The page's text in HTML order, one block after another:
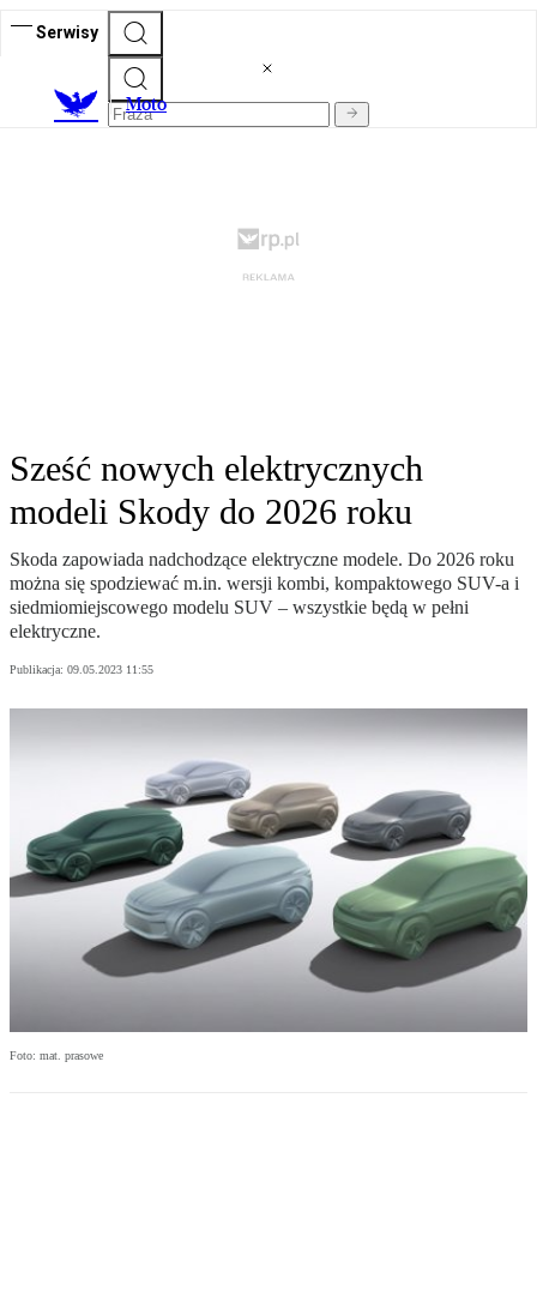
Serwisy
Moto
Sześć nowych elektrycznych
modeli Skody do 2026 roku
Skoda zapowiada nadchodzące elektryczne modele. Do 2026 roku
można się spodziewać m.in. wersji kombi, kompaktowego SUV-a i
siedmiomiejscowego modelu SUV – wszystkie będą w pełni
elektryczne.
Publikacja: 09.05.2023 11:55
Foto: mat. prasowe